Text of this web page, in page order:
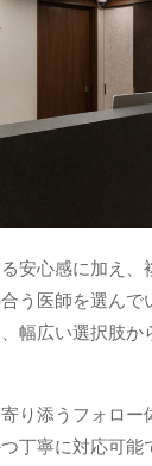
安心感に加え、
う医師を選んで
幅広い選択肢か
り添うフォロー
丁寧に対応可能